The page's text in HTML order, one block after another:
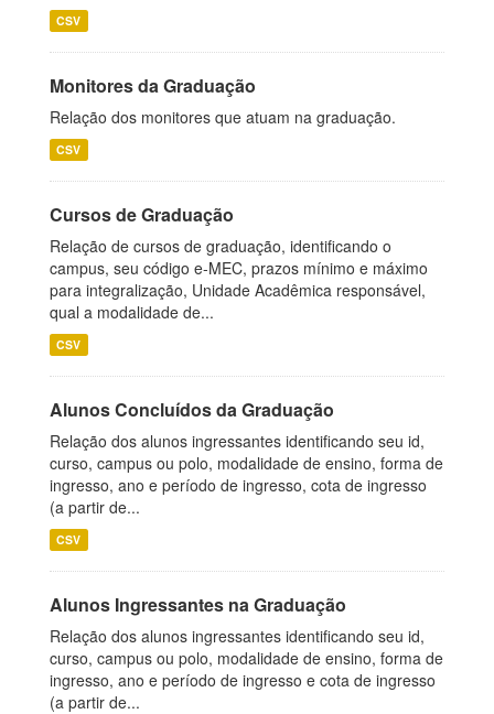
CSV
Monitores da Graduação
Relação dos monitores que atuam na graduação.
CSV
Cursos de Graduação
Relação de cursos de graduação, identificando o
campus, seu código e-MEC, prazos mínimo e máximo
para integralização, Unidade Acadêmica responsável,
qual a modalidade de...
CSV
Alunos Concluídos da Graduação
Relação dos alunos ingressantes identificando seu id,
curso, campus ou polo, modalidade de ensino, forma de
ingresso, ano e período de ingresso, cota de ingresso
(a partir de...
CSV
Alunos Ingressantes na Graduação
Relação dos alunos ingressantes identificando seu id,
curso, campus ou polo, modalidade de ensino, forma de
ingresso, ano e período de ingresso e cota de ingresso
(a partir de...